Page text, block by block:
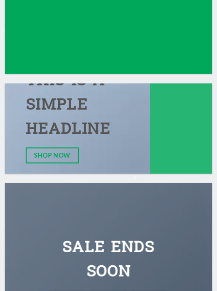
THIS IS A
SIMPLE
HEADLINE
SHOP NOW
SALE ENDS
SOON